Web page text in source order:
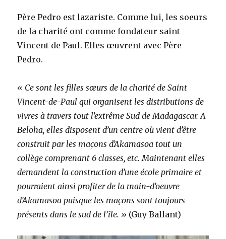
Père Pedro est lazariste. Comme lui, les soeurs
de la charité ont comme fondateur saint
Vincent de Paul. Elles œuvrent avec Père
Pedro.
« Ce sont les filles sœurs de la charité de Saint
Vincent-de-Paul qui organisent les distributions de
vivres à travers tout l’extrême Sud de Madagascar. A
Beloha, elles disposent d’un centre où vient d’être
construit par les maçons d’Akamasoa tout un
collège comprenant 6 classes, etc. Maintenant elles
demandent la construction d’une école primaire et
pourraient ainsi profiter de la main-d’oeuvre
d’Akamasoa puisque les maçons sont toujours
présents dans le sud de l’île. » (Guy Ballant)